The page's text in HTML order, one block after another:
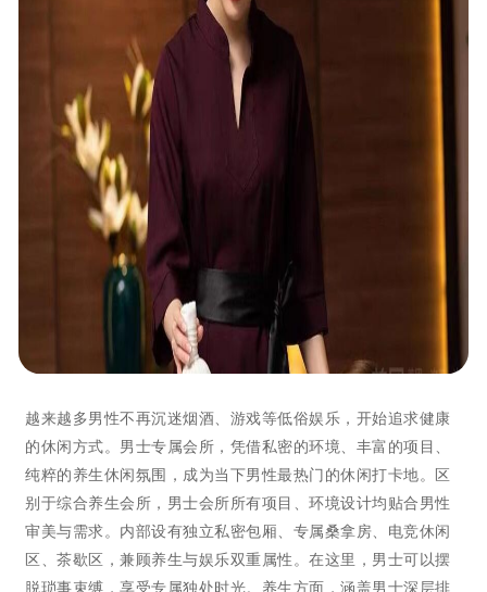
越来越多男性不再沉迷烟酒、游戏等低俗娱乐，开始追求健康
的休闲方式。男士专属会所，凭借私密的环境、丰富的项目、
纯粹的养生休闲氛围，成为当下男性最热门的休闲打卡地。区
别于综合养生会所，男士会所所有项目、环境设计均贴合男性
审美与需求。内部设有独立私密包厢、专属桑拿房、电竞休闲
区、茶歇区，兼顾养生与娱乐双重属性。在这里，男士可以摆
脱琐事束缚，享受专属独处时光。养生方面，涵盖男士深层排